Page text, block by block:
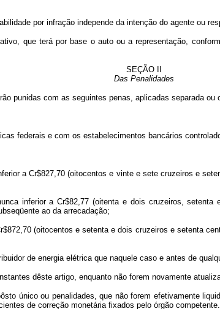
por infração independe da intenção do agente ou
que terá por base o auto ou a representação,
SEÇÃO II
Das Penalidades
punidas com as seguintes penas, aplicadas separada ou
federais e com os estabelecimentos bancários
a Cr$827,70 (oitocentos e vinte e sete cruzeiros e
a Cr$82,77 (oitenta e dois cruzeiros, setenta
ao da arrecadação;
(oitocentos e setenta e dois cruzeiros e setenta
de energia elétrica que naquele caso e antes de
dêste artigo, enquanto não forem novamente
único ou penalidades, que não forem efetivamente
de correção monetária fixados pelo órgão competente.